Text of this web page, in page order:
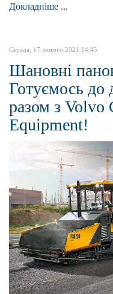
Докладніше ...
Середа, 17 лютого 2021 14:45
Шановні
Готуємось до
разом з Volvo
Equipment!